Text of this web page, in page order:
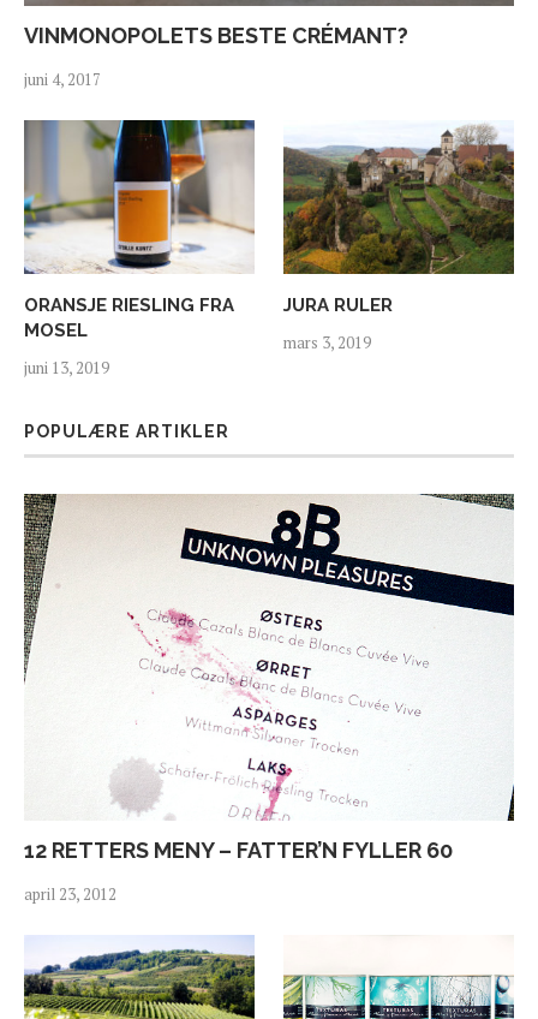
VINMONOPOLETS BESTE CRÉMANT?
juni 4, 2017
ORANSJE RIESLING FRA
MOSEL
juni 13, 2019
JURA RULER
mars 3, 2019
POPULÆRE ARTIKLER
12 RETTERS MENY – FATTER’N FYLLER 60
april 23, 2012